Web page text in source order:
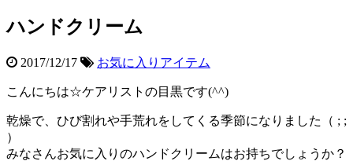
ハンドクリーム
2017/12/17 お気に入りアイテム
こんにちは☆ケアリストの目黒です(^^)
乾燥で、ひび割れや手荒れをしてくる季節になりました（ ; ;
）
みなさんお気に入りのハンドクリームはお持ちでしょうか？